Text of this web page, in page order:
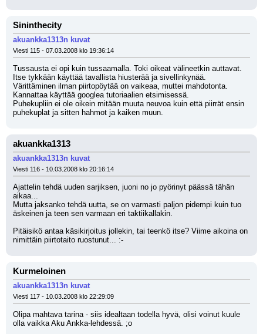
Sininthecity
akuankka1313n kuvat
Viesti 115 - 07.03.2008 klo 19:36:14
Tussausta ei opi kuin tussaamalla. Toki oikeat välineetkin auttavat.
Itse tykkään käyttää tavallista hiusterää ja sivellinkynää.
Värittäminen ilman piirtopöytää on vaikeaa, muttei mahdotonta.
Kannattaa käyttää googlea tutoriaalien etsimisessä.
Puhekupliin ei ole oikein mitään muuta neuvoa kuin että piirrät ensin
puhekuplat ja sitten hahmot ja kaiken muun.
akuankka1313
akuankka1313n kuvat
Viesti 116 - 10.03.2008 klo 20:16:14
Ajattelin tehdä uuden sarjiksen, juoni no jo pyörinyt päässä tähän
aikaa...
Mutta jaksanko tehdä uutta, se on varmasti paljon pidempi kuin tuo
äskeinen ja teen sen varmaan eri taktiikallakin.
Pitäisikö antaa käsikirjoitus jollekin, tai teenkö itse? Viime aikoina on
nimittäin piirtotaito ruostunut... :-
Kurmeloinen
akuankka1313n kuvat
Viesti 117 - 10.03.2008 klo 22:29:09
Olipa mahtava tarina - siis idealtaan todella hyvä, olisi voinut kuule
olla vaikka Aku Ankka-lehdessä. ;o